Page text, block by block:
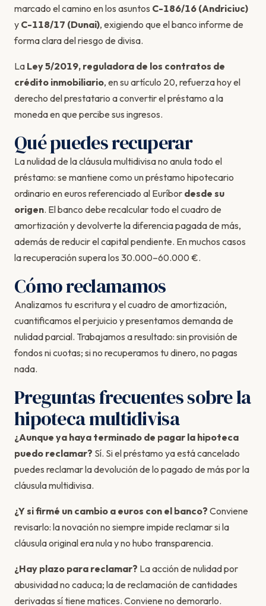
marcado el camino en los asuntos C-186/16 (Andriciuc)
y C-118/17 (Dunai), exigiendo que el banco informe de
forma clara del riesgo de divisa.
La Ley 5/2019, reguladora de los contratos de
crédito inmobiliario, en su artículo 20, refuerza hoy el
derecho del prestatario a convertir el préstamo a la
moneda en que percibe sus ingresos.
Qué puedes recuperar
La nulidad de la cláusula multidivisa no anula todo el
préstamo: se mantiene como un préstamo hipotecario
ordinario en euros referenciado al Euríbor desde su
origen. El banco debe recalcular todo el cuadro de
amortización y devolverte la diferencia pagada de más,
además de reducir el capital pendiente. En muchos casos
la recuperación supera los 30.000–60.000 €.
Cómo reclamamos
Analizamos tu escritura y el cuadro de amortización,
cuantificamos el perjuicio y presentamos demanda de
nulidad parcial. Trabajamos a resultado: sin provisión de
fondos ni cuotas; si no recuperamos tu dinero, no pagas
nada.
Preguntas frecuentes sobre la
hipoteca multidivisa
¿Aunque ya haya terminado de pagar la hipoteca
puedo reclamar? Sí. Si el préstamo ya está cancelado
puedes reclamar la devolución de lo pagado de más por la
cláusula multidivisa.
¿Y si firmé un cambio a euros con el banco? Conviene
revisarlo: la novación no siempre impide reclamar si la
cláusula original era nula y no hubo transparencia.
¿Hay plazo para reclamar? La acción de nulidad por
abusividad no caduca; la de reclamación de cantidades
derivadas sí tiene matices. Conviene no demorarlo.